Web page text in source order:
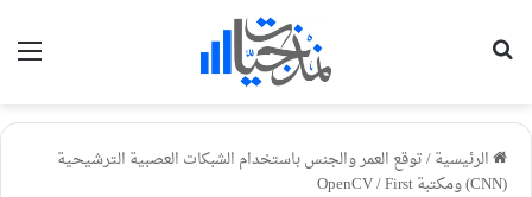
الرئيسية/توقع العمر والجنس باستخدام الشبكات العصبية الترشيحية
(CNN) ومكتبة OpenCV
/First